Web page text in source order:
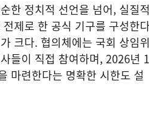
한 정치적 선언을 넘어, 실질적
제로 한 공식 기구를 구성한다
크다. 협의체에는 국회 상임위
들이 직접 참여하며, 2026년 1
마련한다는 명확한 시한도 설